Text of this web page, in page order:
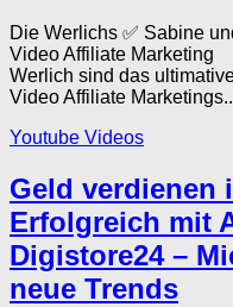
Die Werlichs ✅ Sabine
Video Affiliate
Werlich sind das
Video Affiliate
Youtube Videos
Geld verdienen
Erfolgreich mit
Digistore24 –
neue Trends